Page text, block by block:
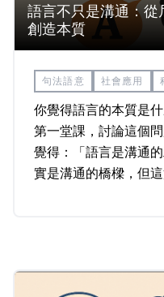
語言不只是溝通：
創造本質
句法語意 社會應用
你覺得語言的本質是
第一堂課，討論這個
覺得：「語言是溝通
實是溝通的橋樑，但